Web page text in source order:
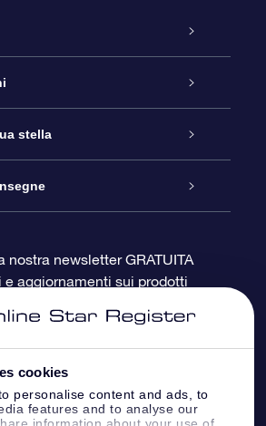
cookies
personalise content and ads, to
features and to analyse our
information about your use of
OSR
stella
di Pagamento
nostra newsletter GRATUITA
e aggiornamenti sui prodotti